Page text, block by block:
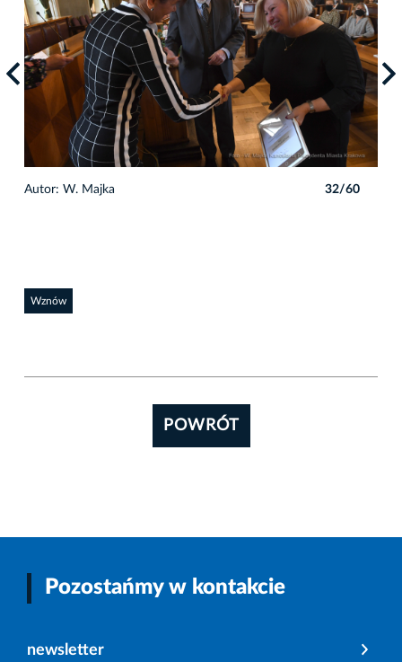
Autor: W. Majka 32/60
Wznów
POWRÓT
Pozostańmy w kontakcie
newsletter